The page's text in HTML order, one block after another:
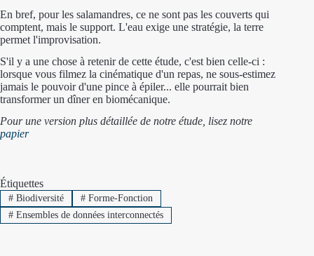
En bref, pour les salamandres, ce ne sont pas les couverts qui
comptent, mais le support. L'eau exige une stratégie, la terre
permet l'improvisation.
S'il y a une chose à retenir de cette étude, c'est bien celle-ci :
lorsque vous filmez la cinématique d'un repas, ne sous-estimez
jamais le pouvoir d'une pince à épiler... elle pourrait bien
transformer un dîner en biomécanique.
Pour une version plus détaillée de notre étude, lisez notre
papier
Étiquettes
#Biodiversité #Forme-Fonction
#Ensembles de données interconnectés